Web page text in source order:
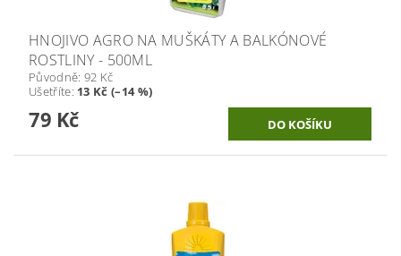
HNOJIVO AGRO NA MUŠKÁTY A BALKÓNOVÉ
ROSTLINY - 500ML
Původně: 92 Kč
Ušetříte: 13 Kč (–14 %)
79 Kč